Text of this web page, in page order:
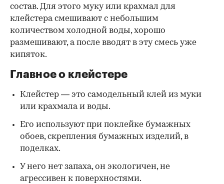
состав. Для этого муку или крахмал для
клейстера смешивают с небольшим
количеством холодной воды, хорошо
размешивают, а после вводят в эту смесь уже
кипяток.
Главное о клейстере
Клейстер — это самодельный клей из муки
или крахмала и воды.
Его используют при поклейке бумажных
обоев, скрепления бумажных изделий, в
поделках.
У него нет запаха, он экологичен, не
агрессивен к поверхностями.